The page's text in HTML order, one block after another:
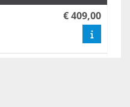
€ 409,00